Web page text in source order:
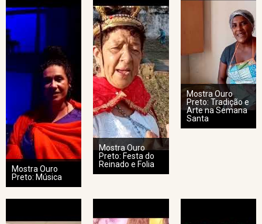
Mostra Ouro
Preto: Música
Mostra Ouro
Preto: Festa do
Reinado e Folia
Mostra Ouro
Preto: Tradição e
Arte na Semana
Santa